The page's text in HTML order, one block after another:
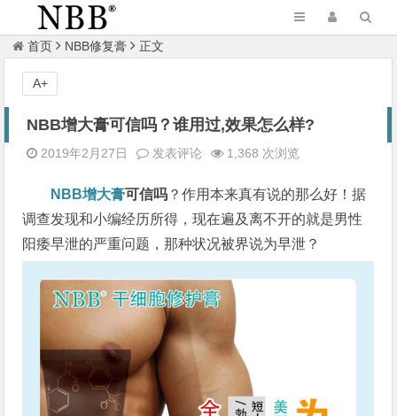
首页 NBB修复膏 正文
NBB增大膏可信吗？谁用过,效果怎么样?
2019年2月27日 发表评论 1,368 次浏览
NBB增大膏可信吗 ？作用本来真有说的那么好！据
调查发现和小编经历所得，现在遍及离不开的就是男性
阳痿早泄的严重问题，那种状况被界说为早泄？
A+